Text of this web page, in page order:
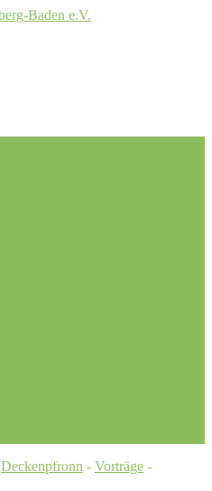
Deckenpfronn - Vorträge -